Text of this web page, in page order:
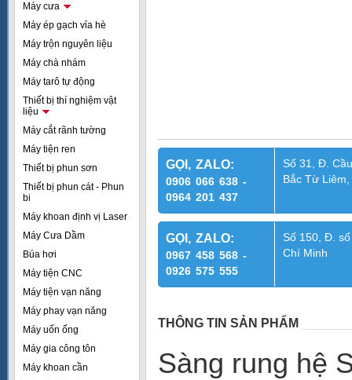
Máy cưa
Máy ép gạch vỉa hè
Máy trộn nguyên liệu
Máy chà nhám
Máy tarô tự động
Thiết bị thí nghiệm vật
liệu
Máy cắt rãnh tường
Máy tiện ren
Thiết bị phun sơn
Thiết bị phun cát - Phun
bi
Máy khoan định vị Laser
Máy Cưa Dầm
Búa hơi
Máy tiện CNC
Máy tiện vạn năng
Máy phay vạn năng
Máy uốn ống
Máy gia công tôn
Máy khoan cần
GỌI, ZALO:
0906 066 638 -
0964 201 437
Số 31, Đ.
Bắc Từ
GỌI, ZALO:
0967 458 568 -
0926 575 555
Số 150, Đ.
Chí Minh
THÔNG TIN SẢN PHẨM
Sàng rung hệ